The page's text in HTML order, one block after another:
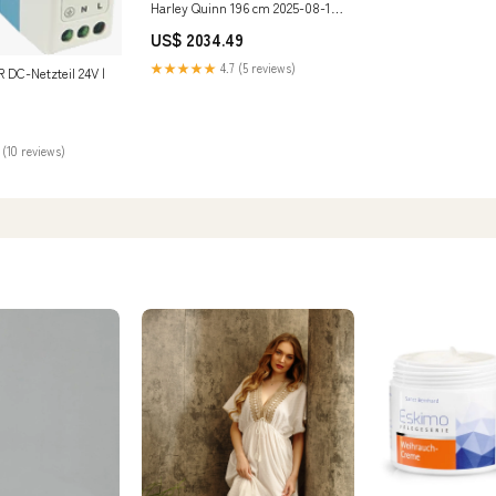
DC-Netzteil 24V |
(10 reviews)
Harley Quinn 196 cm 2025-08-14-
US$ 2034.49
★★★★★ 4.7 (5 reviews)